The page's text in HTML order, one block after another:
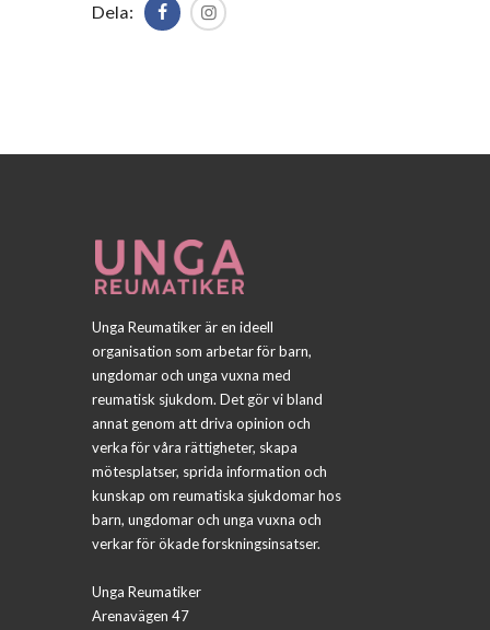
Dela:
Unga Reumatiker är en ideell
organisation som arbetar för barn,
ungdomar och unga vuxna med
reumatisk sjukdom. Det gör vi bland
annat genom att driva opinion och
verka för våra rättigheter, skapa
mötesplatser, sprida information och
kunskap om reumatiska sjukdomar hos
barn, ungdomar och unga vuxna och
verkar för ökade forskningsinsatser.
Unga Reumatiker
Arenavägen 47